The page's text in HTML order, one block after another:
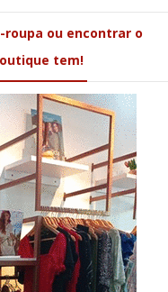
ou encontrar o
tem!